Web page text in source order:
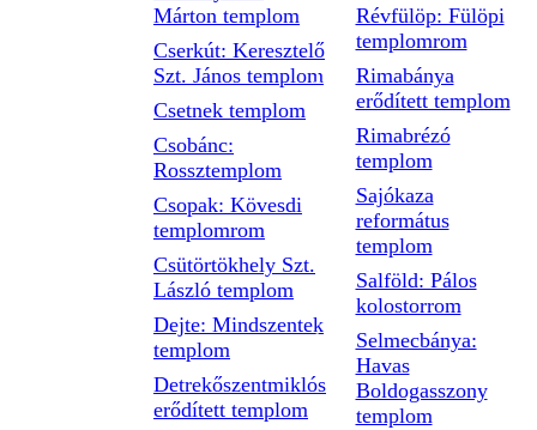
Márton templom
Cserkút: Keresztelő
Szt. János templom
Csetnek templom
Csobánc:
Rossztemplom
Csopak: Kövesdi
templomrom
Csütörtökhely Szt.
László templom
Dejte: Mindszentek
templom
Detrekőszentmiklós
erődített templom
Révfülöp: Fülöpi
templomrom
Rimabánya
erődített templom
Rimabrézó
templom
Sajókaza
református
templom
Salföld: Pálos
kolostorrom
Selmecbánya:
Havas
Boldogasszony
templom